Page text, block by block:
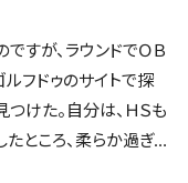
すが、ラウンドでＯＢ
ルフドゥのサイトで探
けた。自分は、ＨＳも
ところ、柔らか過ぎ
直らず、とうとう諦め